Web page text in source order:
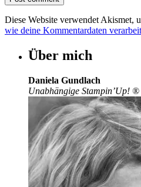
Diese Website verwendet Akismet,
wie deine Kommentardaten
Über mich
Daniela Gundlach
Unabhängige Stampin’Up! ®